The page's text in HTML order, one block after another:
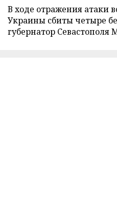
В ходе отражения атаки
Украины сбиты четыре
губернатор Севастополя